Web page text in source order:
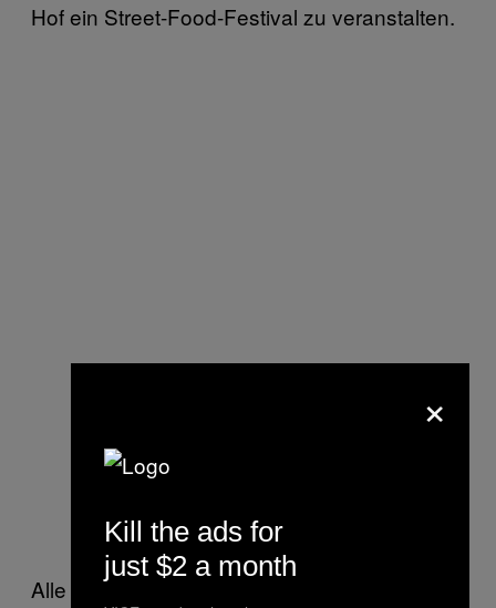
Hof ein Street-Food-Festival zu veranstalten.
Alle meine Kollegen rannten los und kauften
×
Kill the ads for
just $2 a month